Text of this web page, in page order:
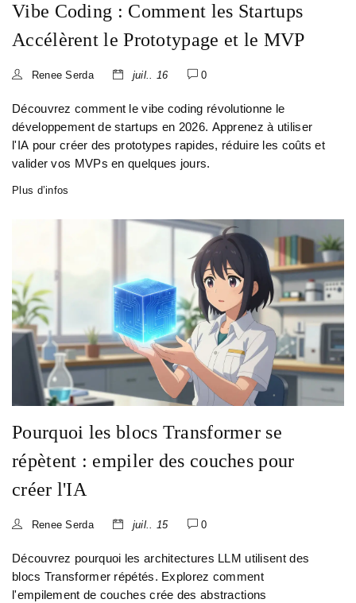
Vibe Coding : Comment les Startups
Accélèrent le Prototypage et le MVP
Renee Serda juil.. 16 0
Découvrez comment le vibe coding révolutionne le
développement de startups en 2026. Apprenez à utiliser
l'IA pour créer des prototypes rapides, réduire les coûts et
valider vos MVPs en quelques jours.
Plus d’infos
Pourquoi les blocs Transformer se
répètent : empiler des couches pour
créer l'IA
Renee Serda juil.. 15 0
Découvrez pourquoi les architectures LLM utilisent des
blocs Transformer répétés. Explorez comment
l'empilement de couches crée des abstractions